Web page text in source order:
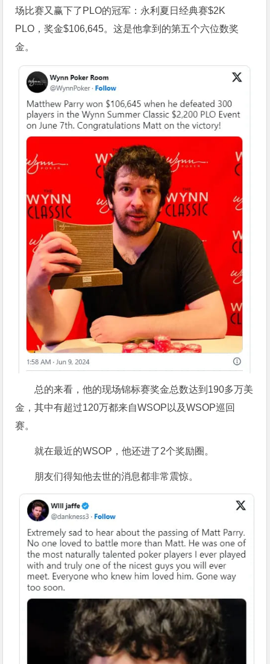
场比赛又赢下了PLO的冠军：永利夏日经典赛$2K
PLO，奖金$106,645。这是他拿到的第五个六位数奖
金。
总的来看，他的现场锦标赛奖金总数达到190多万美
金，其中有超过120万都来自WSOP以及WSOP巡回
赛。
就在最近的WSOP，他还进了2个奖励圈。
朋友们得知他去世的消息都非常震惊。